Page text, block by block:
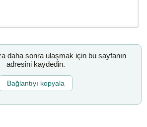
daha sonra ulaşmak için bu sayfanın
adresini kaydedin.
Bağlantıyı kopyala